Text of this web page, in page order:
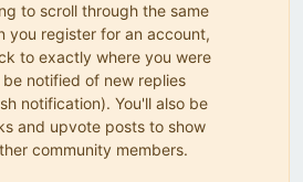
to scroll through the same
you register for an account,
to exactly where you were
notified of new replies
notification). You'll also be
and upvote posts to show
community members.